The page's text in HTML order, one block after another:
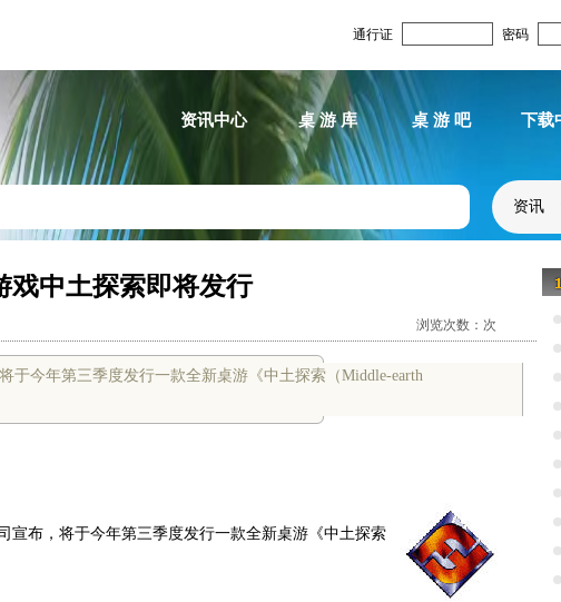
通行证 密码
资讯中心 桌 游 库 桌 游 吧 下载
资讯
戏中土探索即将发行
浏览次数： 次
于今年第三季度发行一款全新桌游《中土探索（Middle-earth
宣布，将于今年第三季度发行一款全新桌游《中土探索